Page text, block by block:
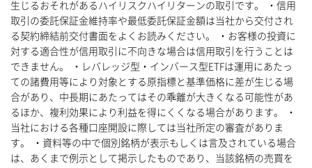
生じるおそれがあるハイリスクハイリターンの取引です。 ・信用
取引の委託保証金維持率や最低委託保証金額は当社から交付され
る契約締結前交付書面をよくお読みください。 ・お客様の投資に
対する適合性が信用取引に不向きな場合は信用取引を行うことは
できません。 ・レバレッジ型・インバース型ETFは運用にあたっ
ての諸費用等により対象とする原指標と基準価格に差が生じる場
合があり、中長期にあたってはその乖離が大きくなる可能性があ
るほか、複利効果により利益を得にくくなる場合があります。 ・
当社における各種口座開設に際しては当社所定の審査がありま
す。 ・資料等の中で個別銘柄が表示もしくは言及されている場合
は、あくまで例示として掲示したものであり、当該銘柄の売買を